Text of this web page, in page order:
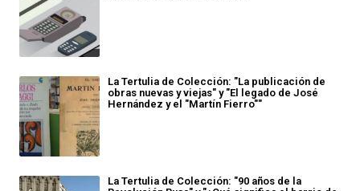
La Tertulia de Colección: "La publicación de
obras nuevas y viejas" y "El legado de José
Hernández y el "Martín Fierro""
La Tertulia de Colección: "90 años de la